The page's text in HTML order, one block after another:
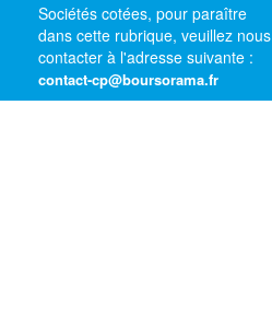
Sociétés cotées, pour paraître
dans cette rubrique, veuillez nous
contacter à l'adresse suivante :
contact-cp@boursorama.fr